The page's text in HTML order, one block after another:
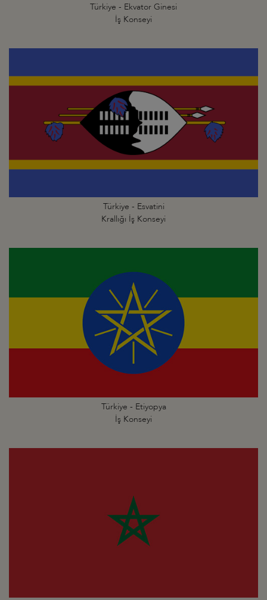
Türkiye - Ekvator Ginesi
İş Konseyi
Türkiye - Esvatini
Krallığı İş Konseyi
Türkiye - Etiyopya
İş Konseyi